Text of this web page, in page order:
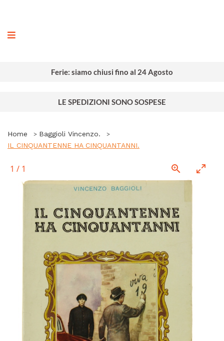
Ferie: siamo chiusi fino al 24 Agosto
LE SPEDIZIONI SONO SOSPESE
Home
Baggioli Vincenzo.
IL CINQUANTENNE HA CINQUANTANNI.
1 / 1